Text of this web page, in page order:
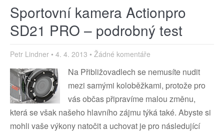
Sportovní kamera Actionpro
SD21 PRO – podrobný test
Petr Lindner 4. 4. 2013 Žádné komentáře
Na Přibližovadlech se nemusíte nudit
mezi samými koloběžkami, protože pro
vás občas připravíme malou změnu,
která se však našeho hlavního zájmu týká také. Abyste si
mohli vaše výkony natočit a uchovat je pro následující